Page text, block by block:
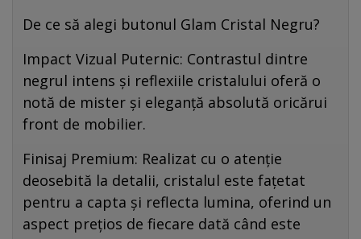
De ce să alegi butonul Glam Cristal Negru?
Impact Vizual Puternic: Contrastul dintre
negrul intens și reflexiile cristalului oferă o
notă de mister și eleganță absolută oricărui
front de mobilier.
Finisaj Premium: Realizat cu o atenție
deosebită la detalii, cristalul este fațetat
pentru a capta și reflecta lumina, oferind un
aspect prețios de fiecare dată când este